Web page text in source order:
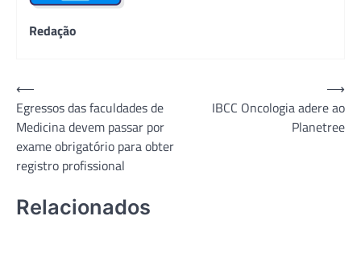
Redação
Navegação
de
Post
⟵
Egressos das faculdades de
Medicina devem passar por
exame obrigatório para obter
registro profissional
IBCC Oncologia adere ao
Planetree
⟶
Relacionados